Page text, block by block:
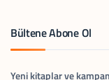
Bültene Abone Ol
Yeni kitaplar ve